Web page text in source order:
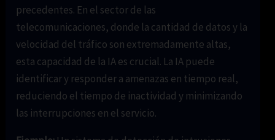
precedentes. En el sector de las
telecomunicaciones, donde la cantidad de datos y la
velocidad del tráfico son extremadamente altas,
esta capacidad de la IA es crucial. La IA puede
identificar y responder a amenazas en tiempo real,
reduciendo el tiempo de inactividad y minimizando
las interrupciones en el servicio.